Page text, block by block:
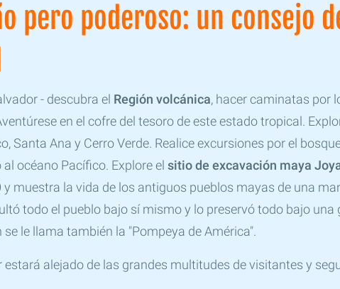
pero poderoso: un consejo
- descubra el Región volcánica, hacer caminatas por
en el cofre del tesoro de este estado tropical.
Santa Ana y Cerro Verde. Realice excursiones por el
océano Pacífico. Explore el sitio de excavación maya
y muestra la vida de los antiguos pueblos mayas de una
todo el pueblo bajo sí mismo y lo preservó todo bajo una
se le llama también la "Pompeya de América".
estará alejado de las grandes multitudes de visitantes y